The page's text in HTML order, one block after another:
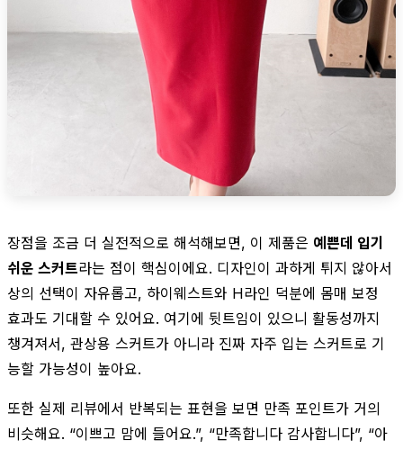
장점을 조금 더 실전적으로 해석해보면, 이 제품은 예쁜데 입기
쉬운 스커트라는 점이 핵심이에요. 디자인이 과하게 튀지 않아서
상의 선택이 자유롭고, 하이웨스트와 H라인 덕분에 몸매 보정
효과도 기대할 수 있어요. 여기에 뒷트임이 있으니 활동성까지
챙겨져서, 관상용 스커트가 아니라 진짜 자주 입는 스커트로 기
능할 가능성이 높아요.
또한 실제 리뷰에서 반복되는 표현을 보면 만족 포인트가 거의
비슷해요. “이쁘고 맘에 들어요.”, “만족합니다 감사합니다”, “아